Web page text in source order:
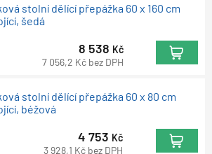
stolní dělící přepážka 60 x 160 cm
šedá
8 538 Kč
7 056,2 Kč bez DPH
stolní dělící přepážka 60 x 80 cm
béžová
4 753 Kč
3 928,1 Kč bez DPH